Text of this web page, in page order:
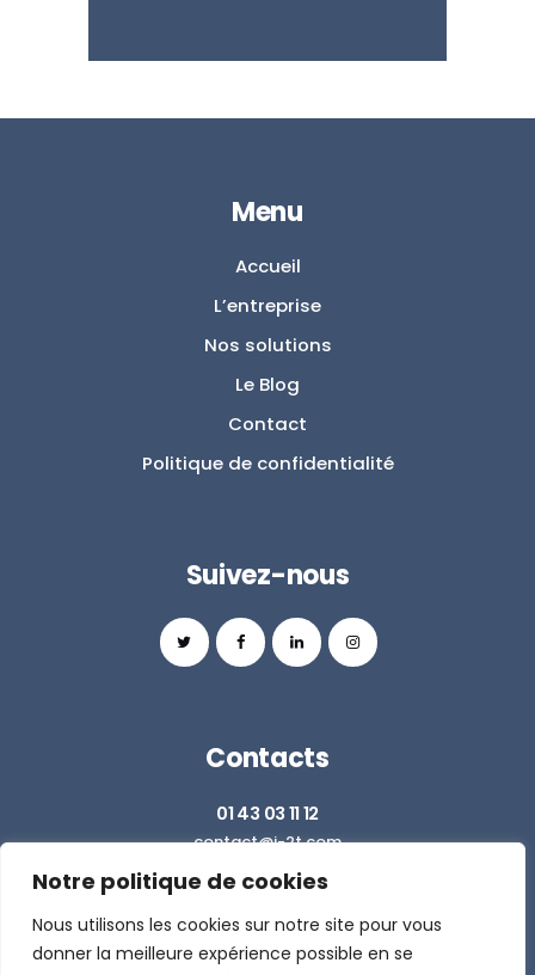
Notre politique de cookies
Nous utilisons les cookies sur notre site pour vous
donner la meilleure expérience possible en se
Menu
Accueil
L’entreprise
Nos solutions
Le Blog
Contact
Politique de confidentialité
Suivez-nous
Contacts
01 43 03 11 12
contact@i-2t.com
Z.I. RICHARDETS SUD - 36 RUE DU BALLON